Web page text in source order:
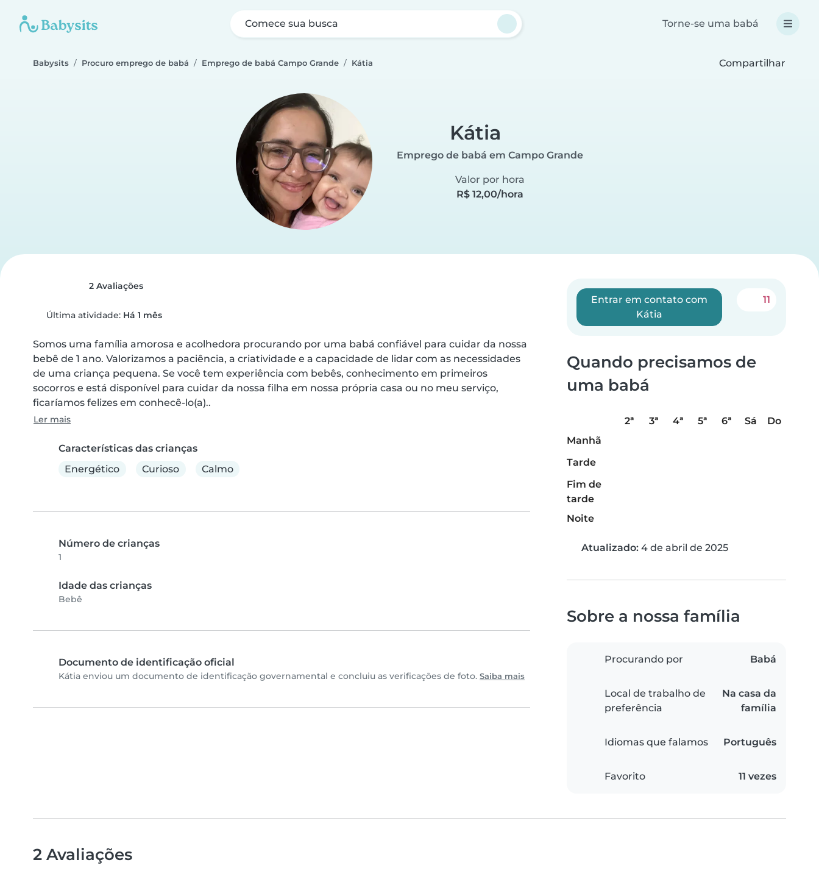
Comece sua busca Torne-se uma babá
Babysits Procuro emprego de babá Emprego de babá Campo Grande Kátia Compartilhar
Kátia
Emprego de babá em Campo Grande
Valor por hora
R$ 12,00/hora
2 Avaliações
Última atividade: Há 1 mês
Somos uma família amorosa e acolhedora procurando por uma babá confiável para cuidar da nossa
bebê de 1 ano. Valorizamos a paciência, a criatividade e a capacidade de lidar com as necessidades
de uma criança pequena. Se você tem experiência com bebês, conhecimento em primeiros
socorros e está disponível para cuidar da nossa filha em nossa própria casa ou no meu serviço,
ficaríamos felizes em conhecê-lo(a)..
Ler mais
Características das crianças
Energético
Curioso Calmo
Número de crianças
1
Idade das crianças
Bebê
Documento de identificação oficial
Kátia enviou um documento de identificação governamental e concluiu as verificações de foto. Saiba mais
Entrar em contato com
Kátia
11
Quando precisamos de
uma babá
2ª 3ª 4ª 5ª 6ª Sá
Do
Manhã
Tarde
Fim de
tarde
Noite
Atualizado: 4 de abril de 2025
Sobre a nossa família
Procurando por Babá
Local de trabalho de
preferência
Na casa da
família
Idiomas que falamos Português
Favorito 11 vezes
2 Avaliações